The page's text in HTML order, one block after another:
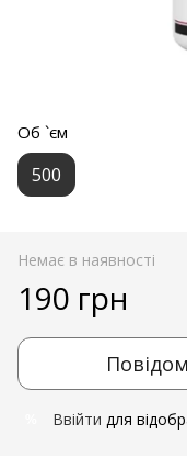
Об `єм
500
Немає в наявності
190 грн
Ввійти для